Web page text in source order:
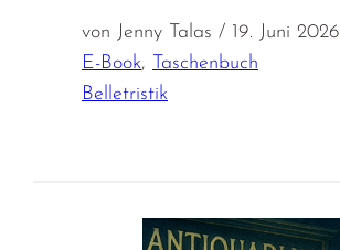
von Jenny Talas / 19. Juni 2026
E-Book,
Taschenbuch
Belletristik